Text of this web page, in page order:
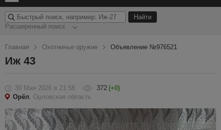
Расширенный поиск
Главная Охотничье оружие Объявление №976521
Иж 43
30 Мая 2026 в 21:58 372 (+0)
Орёл, Орловская область